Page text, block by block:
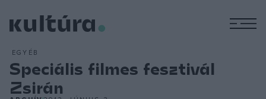
EGYÉB
Speciális filmes fesztivál
Zsirán